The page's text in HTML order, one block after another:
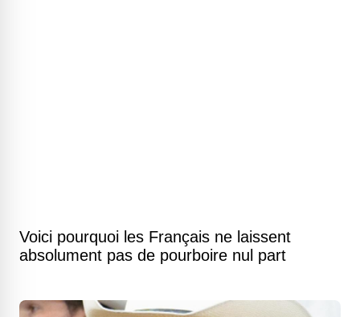
Voici pourquoi les Français ne laissent
absolument pas de pourboire nul part